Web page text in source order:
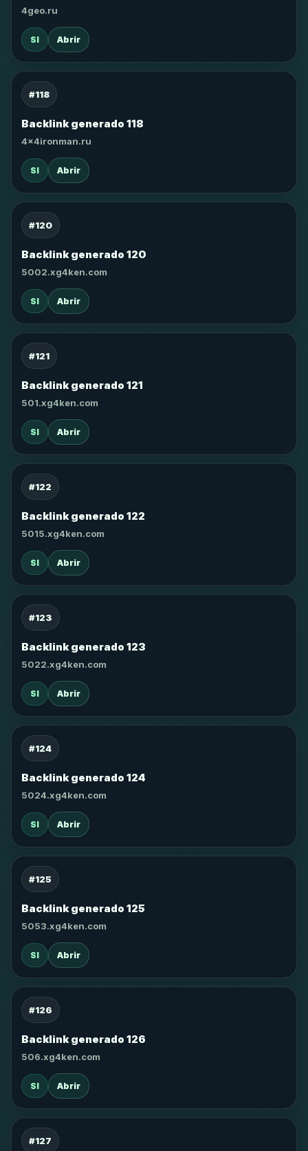
4geo.ru
SI Abrir
#118
Backlink generado 118
4x4ironman.ru
SI Abrir
#120
Backlink generado 120
5002.xg4ken.com
SI Abrir
#121
Backlink generado 121
501.xg4ken.com
SI Abrir
#122
Backlink generado 122
5015.xg4ken.com
SI Abrir
#123
Backlink generado 123
5022.xg4ken.com
SI Abrir
#124
Backlink generado 124
5024.xg4ken.com
SI Abrir
#125
Backlink generado 125
5053.xg4ken.com
SI Abrir
#126
Backlink generado 126
506.xg4ken.com
SI Abrir
#127